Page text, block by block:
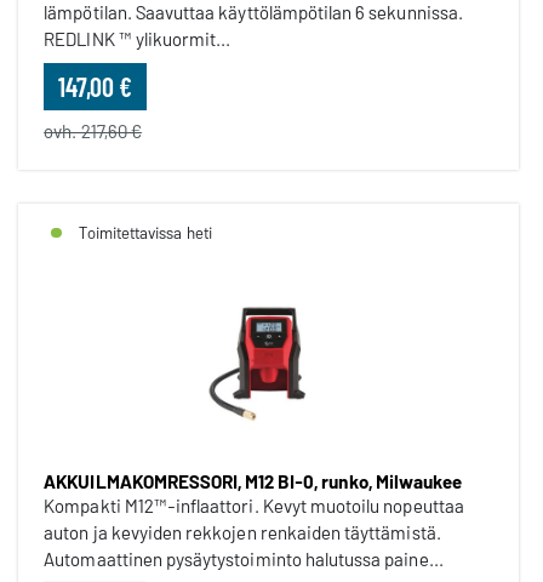
lämpötilan. Saavuttaa käyttölämpötilan 6 sekunnissa.
REDLINK ™ ylikuormit...
147,00 €
ovh. 217,60 €
Toimitettavissa heti
AKKUILMAKOMRESSORI, M12 BI-0, runko, Milwaukee
Kompakti M12™-inflaattori. Kevyt muotoilu nopeuttaa
auton ja kevyiden rekkojen renkaiden täyttämistä.
Automaattinen pysäytystoiminto halutussa paine...